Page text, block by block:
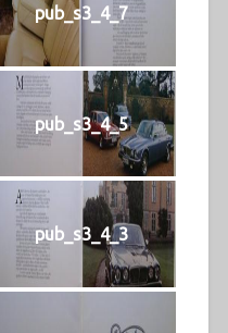
pub_s3_4_7
pub_s3_4_5
pub_s3_4_3